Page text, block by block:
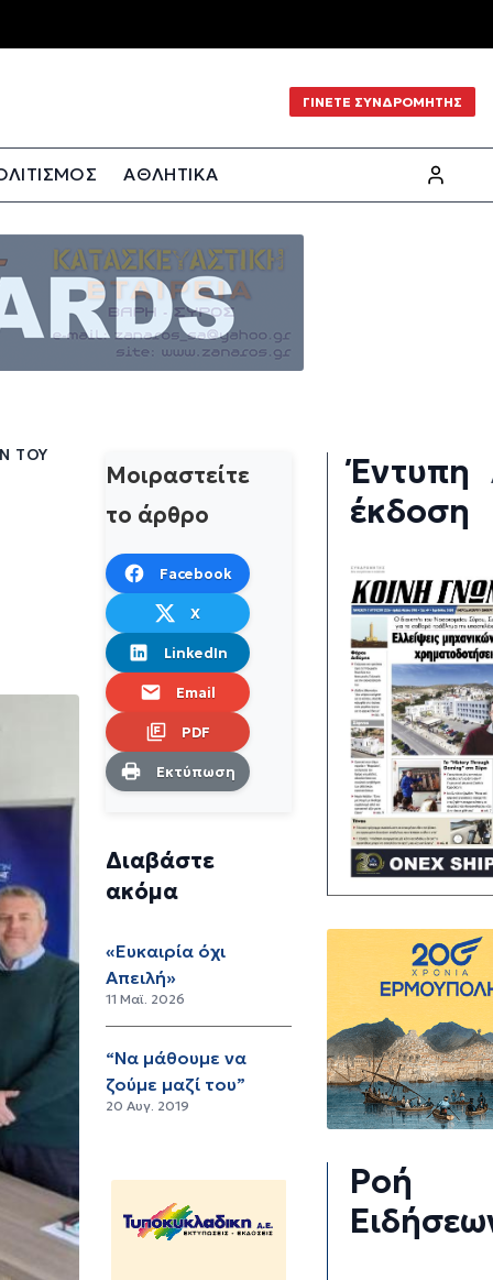
ΓΙΝΕΤΕ ΣΥΝΔΡΟΜΗΤΗΣ
ΑΘΛΗΤΙΚΑ
ΤΟΥ
Μοιραστείτε
το άρθρο
Facebook
X
LinkedIn
Email
PDF
Εκτύπωση
Διαβάστε
ακόμα
«Ευκαιρία όχι
Απειλή»
11 Μαϊ. 2026
“Να μάθουμε να
ζούμε μαζί του”
20 Αυγ. 2019
Έντυπη
έκδοση
Ροή